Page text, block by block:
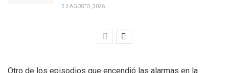
3 AGOSTO, 2026
Otro de los episodios que encendió las alarmas en la